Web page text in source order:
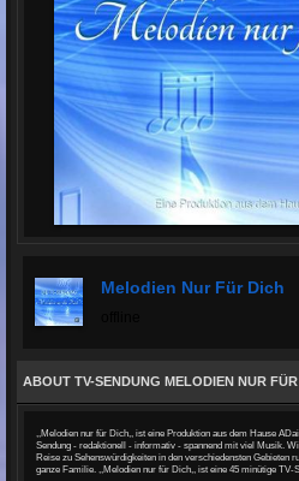
Melodien Nur Für Dich
ABOUT TV-SENDUNG MELODIEN NUR
,,Melodien nur für Dich,, ist eine Produktion aus dem Hause
Sendung - redaktionell - informativ - spannend mit viel Musik.
Reise zu Sehenswürdigkeiten in den verschiedensten Gebieten
ganze Familie. ,,Melodien nur für Dich,, ist eine 45 minütige TV-